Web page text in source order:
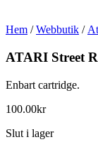
Hem /Webbutik /
ATARI Street
Enbart cartridge.
100.00kr
Slut i lager